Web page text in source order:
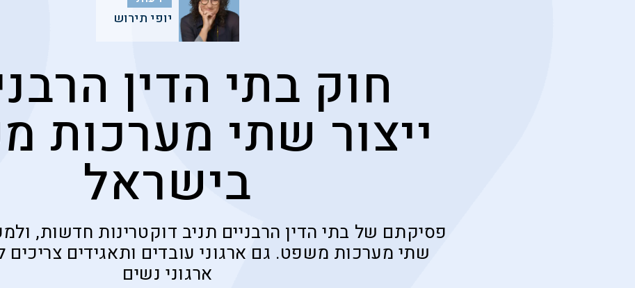
יופי תירוש
חוק בתי הדין
ייצור שתי מערכות
בישראל
פסיקתם של בתי הדין הרבניים תניב דוקטרינות חדשות,
שתי מערכות משפט. גם ארגוני עובדים ותאגידים צריכים
ארגוני נשים